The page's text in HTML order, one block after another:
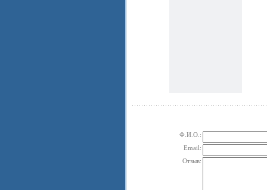
Ф.И.О.:
Email:
Отзыв: